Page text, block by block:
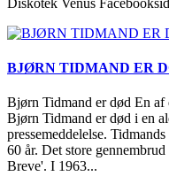
BJØRN TIDMAND ER
Bjørn Tidmand er død En af
Bjørn Tidmand er død i en
pressemeddelelse.
60 år. Det store
Breve'. I 1963...